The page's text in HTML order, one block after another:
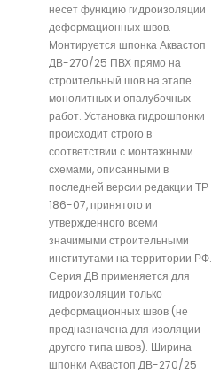
несет функцию гидроизоляции
деформационных швов.
Монтируется шпонка Аквастоп
ДВ-270/25 ПВХ прямо на
строительный шов на этапе
монолитных и опалубочных
работ. Установка гидрошпонки
происходит строго в
соответствии с монтажными
схемами, описанными в
последней версии редакции ТР
186-07, принятого и
утвержденного всеми
значимыми строительными
институтами на территории РФ.
Серия ДВ применяется для
гидроизоляции только
деформационных швов (не
предназначена для изоляции
другого типа швов). Ширина
шпонки Аквастоп ДВ-270/25